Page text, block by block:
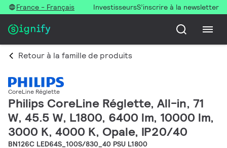
France - Français InvestisseursS’inscrire à la newsletter
Retour à la famille de produits
CoreLine Réglette
Philips CoreLine Réglette, All-in, 71
W, 45.5 W, L1800, 6400 lm, 10000 lm,
3000 K, 4000 K, Opale, IP20/40
BN126C LED64S_100S/830_40 PSU L1800